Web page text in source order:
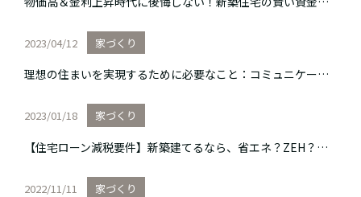
2023/04/12 家づくり
理想の住まいを実現するために必要なこと：コミュニケーション能力の高い工務店を選ぶ
2023/01/18 家づくり
【住宅ローン減税要件】新築建てるなら、省エネ？ZEH？長期優良？低炭素？？
2022/11/11 家づくり